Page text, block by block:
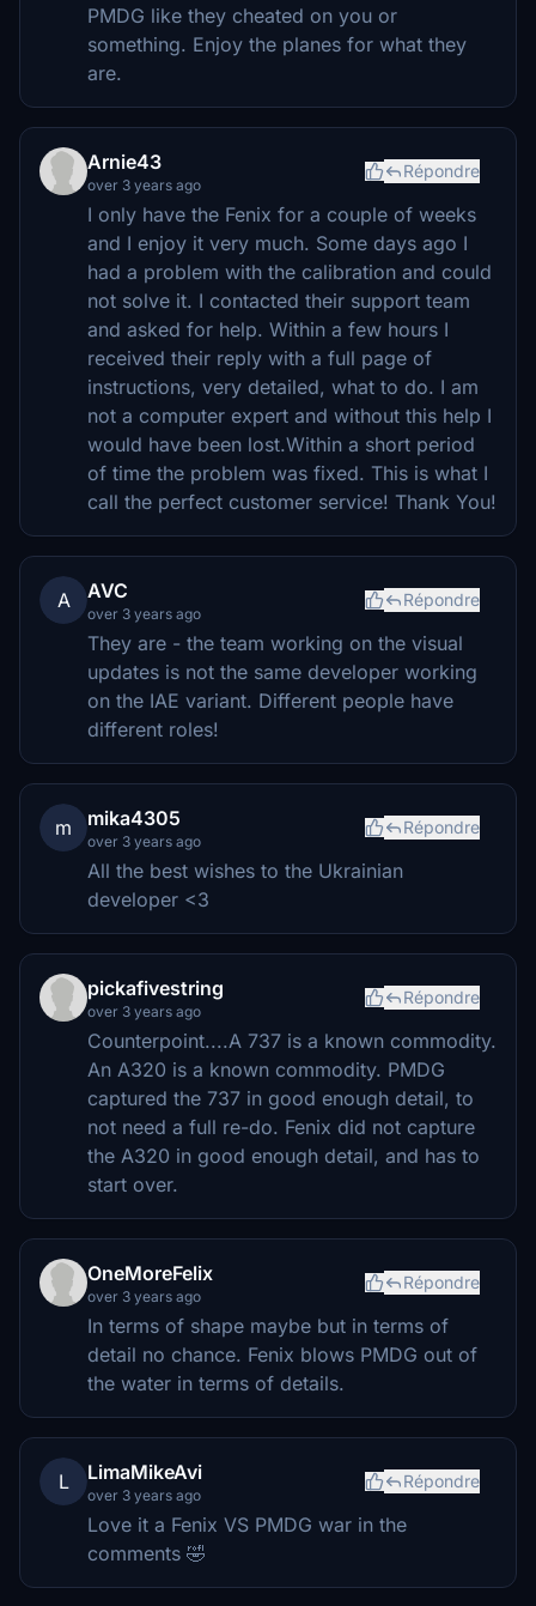
PMDG like they cheated on you or
something. Enjoy the planes for what they
are.
Arnie43
over 3 years ago
Répondre
I only have the Fenix for a couple of weeks
and I enjoy it very much. Some days ago I
had a problem with the calibration and could
not solve it. I contacted their support team
and asked for help. Within a few hours I
received their reply with a full page of
instructions, very detailed, what to do. I am
not a computer expert and without this help I
would have been lost.Within a short period
of time the problem was fixed. This is what I
call the perfect customer service! Thank You!
A AVC
over 3 years ago
Répondre
They are - the team working on the visual
updates is not the same developer working
on the IAE variant. Different people have
different roles!
m mika4305
over 3 years ago
Répondre
All the best wishes to the Ukrainian
developer <3
pickafivestring
over 3 years ago
Répondre
Counterpoint....A 737 is a known commodity.
An A320 is a known commodity. PMDG
captured the 737 in good enough detail, to
not need a full re-do. Fenix did not capture
the A320 in good enough detail, and has to
start over.
OneMoreFelix
over 3 years ago
Répondre
In terms of shape maybe but in terms of
detail no chance. Fenix blows PMDG out of
the water in terms of details.
L LimaMikeAvi
over 3 years ago
Répondre
Love it a Fenix VS PMDG war in the
comments 🤣